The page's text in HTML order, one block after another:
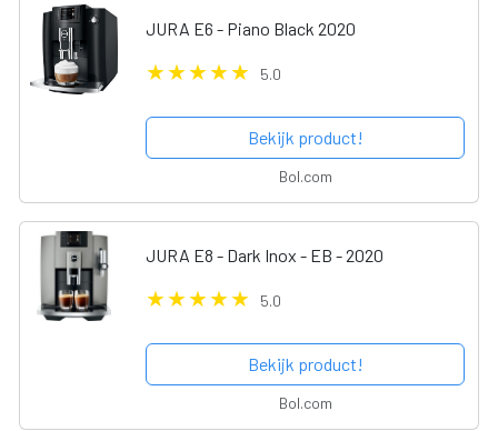
JURA E6 - Piano Black 2020
5.0
Bekijk product!
Bol.com
JURA E8 - Dark Inox - EB - 2020
5.0
Bekijk product!
Bol.com